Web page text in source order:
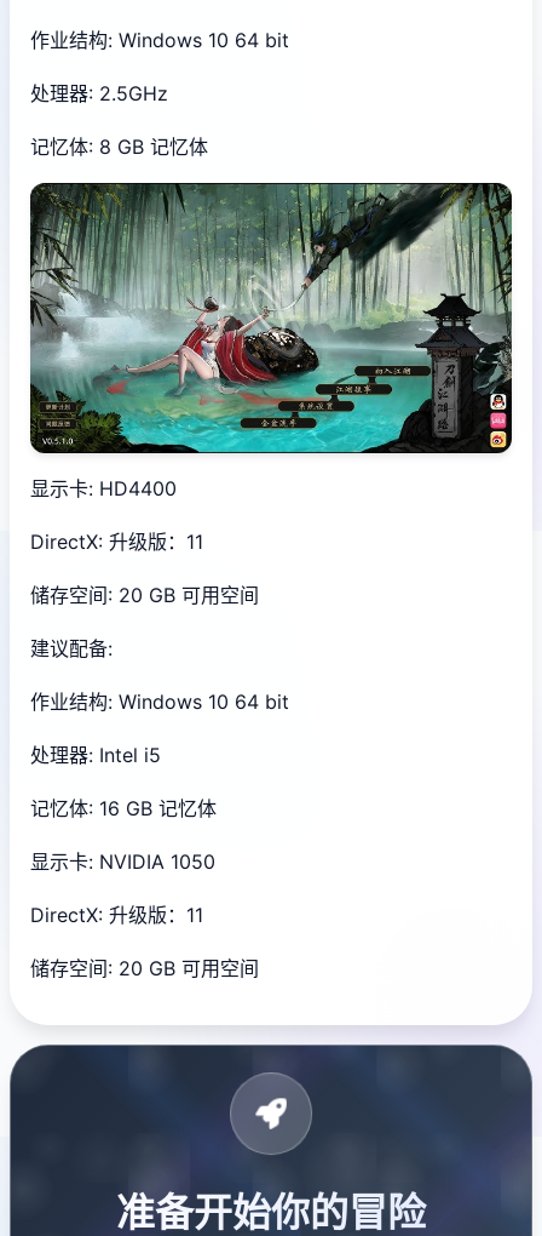
作业结构: Windows 10 64 bit
处理器: 2.5GHz
记忆体: 8 GB 记忆体
显示卡: HD4400
DirectX: 升级版：11
储存空间: 20 GB 可用空间
建议配备:
作业结构: Windows 10 64 bit
处理器: Intel i5
记忆体: 16 GB 记忆体
显示卡: NVIDIA 1050
DirectX: 升级版：11
储存空间: 20 GB 可用空间
准备开始你的冒险